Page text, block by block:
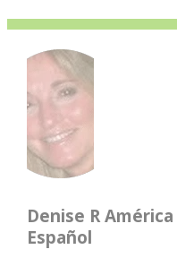
Denise R
Español